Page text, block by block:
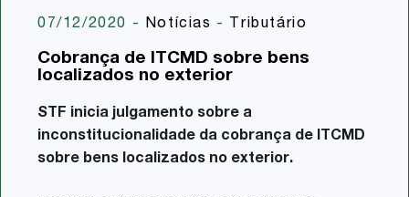
07/12/2020 - Notícias - Tributário
Cobrança de ITCMD sobre bens
localizados no exterior
STF inicia julgamento sobre a
inconstitucionalidade da cobrança de ITCMD
sobre bens localizados no exterior.